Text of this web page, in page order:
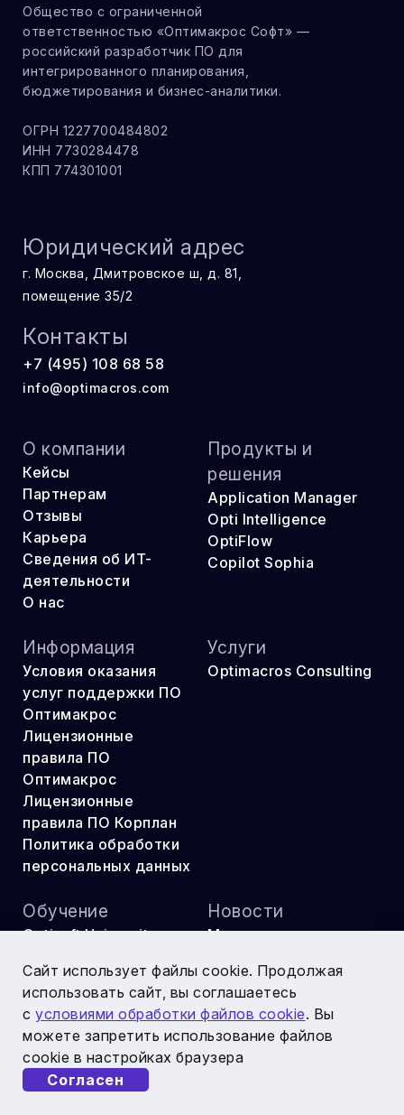
Сайт использует файлы cookie. Продолжая
использовать сайт, вы соглашаетесь
с условиями обработки файлов cookie. Вы
можете запретить использование файлов
cookie в настройках браузера
Согласен
Общество с ограниченной
ответственностью «Оптимакрос Софт» —
российский разработчик ПО для
интегрированного планирования,
бюджетирования и бизнес-аналитики.
ОГРН 1227700484802
ИНН 7730284478
КПП 774301001
Юридический адрес
г. Москва, Дмитровское ш, д. 81,
помещение 35/2
Контакты
+7 (495) 108 68 58
info@optimacros.com
Соцсети и ресурсы
О компании
Кейсы
Партнерам
Отзывы
Карьера
Сведения об ИТ-
деятельности
О нас
Продукты и
решения
Application Manager
Opti Intelligence
OptiFlow
Copilot Sophia
Информация
Условия оказания
услуг поддержки ПО
Оптимакрос
Лицензионные
правила ПО
Оптимакрос
Лицензионные
правила ПО Корплан
Политика обработки
персональных данных
Услуги
Optimacros Consulting
Обучение
Optisoft University
Оптикон
Новости
Мероприятия